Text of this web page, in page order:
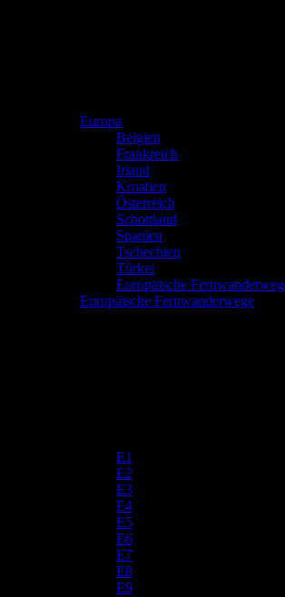
Europa
Belgien
Frankreich
Irland
Kroatien
Österreich
Schottland
Spanien
Tschechien
Türkei
Europäische
Europäische Fernwanderwege
E1
E2
E3
E4
E5
E6
E7
E8
E9